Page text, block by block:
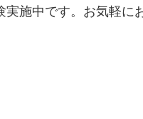
実施中です。お気軽に